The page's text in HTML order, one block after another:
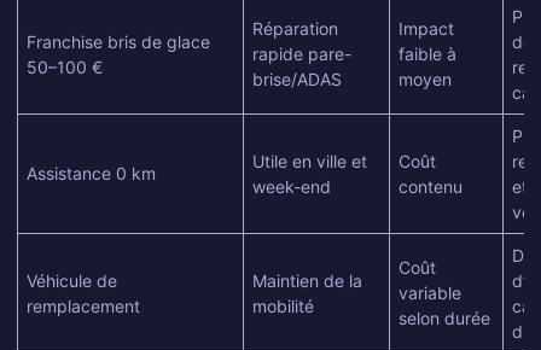
Franchise bris de glace
50–100 €
Réparation
rapide pare-
brise/ADAS
Impact
faible à
moyen
de
Assistance 0 km
Utile en ville et
week-end
Coût
contenu
et
Véhicule de
remplacement
Maintien de la
mobilité
Coût
variable
selon durée
du